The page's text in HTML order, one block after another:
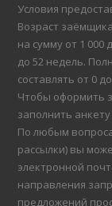
Условия
Возраст
на сумму от 1 000
до 52 недель.
составлять от 0
Чтобы оформить
заполнить
По любым
рассылки) вы
электронной
направления
предложений